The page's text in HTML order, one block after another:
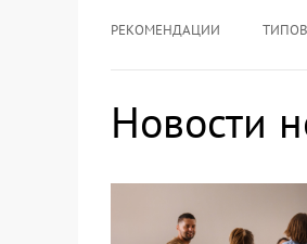
РЕКОМЕНДАЦИИ
Новости